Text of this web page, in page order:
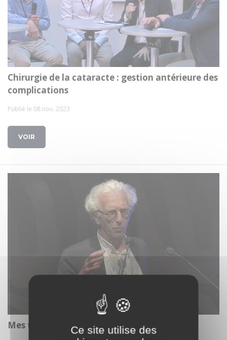
Chirurgie de la cataracte : gestion antérieure des
complications
Publié le 08 nov. 2023
VOIR
Mes trucs et astuces pour la phaco
Ce site utilise des